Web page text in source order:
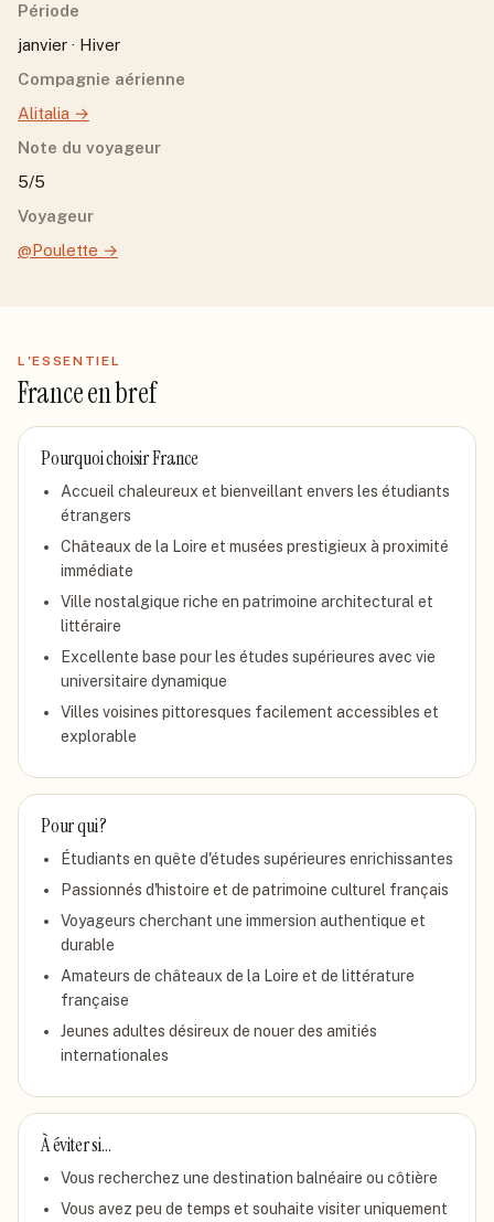
Période
janvier · Hiver
Compagnie aérienne
Alitalia →
Note du voyageur
5/5
Voyageur
@Poulette →
L'ESSENTIEL
Franceen bref
Pourquoi choisirFrance
Accueil chaleureux et bienveillant envers les étudiants
étrangers
Châteaux de la Loire et musées prestigieux à proximité
immédiate
Ville nostalgique riche en patrimoine architectural et
littéraire
Excellente base pour les études supérieures avec vie
universitaire dynamique
Villes voisines pittoresques facilement accessibles et
explorable
Pour qui ?
Étudiants en quête d'études supérieures enrichissantes
Passionnés d'histoire et de patrimoine culturel français
Voyageurs cherchant une immersion authentique et
durable
Amateurs de châteaux de la Loire et de littérature
française
Jeunes adultes désireux de nouer des amitiés
internationales
À éviter si…
Vous recherchez une destination balnéaire ou côtière
Vous avez peu de temps et souhaite visiter uniquement